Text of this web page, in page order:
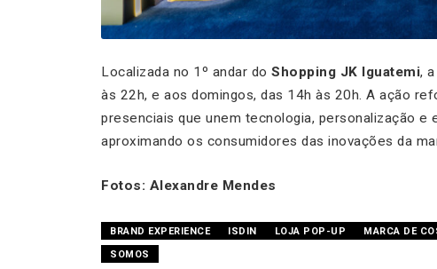
Localizada no 1º andar do Shopping JK Iguatemi,
às 22h, e aos domingos, das 14h às 20h. A ação
presenciais que unem tecnologia, personalização e
aproximando os consumidores das inovações da
Fotos: Alexandre Mendes
BRAND EXPERIENCE ISDIN LOJA POP-UP MARCA DE
SOMOS